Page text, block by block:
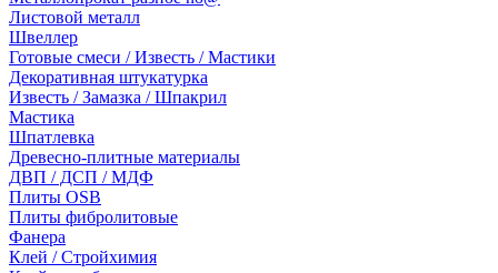
Листовой металл
Швеллер
Готовые смеси / Известь / Мастики
Декоративная штукатурка
Известь / Замазка / Шпакрил
Мастика
Шпатлевка
Древесно-плитные материалы
ДВП / ДСП / МДФ
Плиты OSB
Плиты фибролитовые
Фанера
Клей / Стройхимия